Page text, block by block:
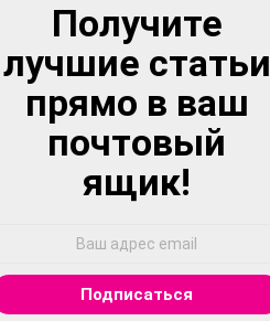
NEWSLETTER
Получите
лучшие статьи
прямо в ваш
почтовый
ящик!